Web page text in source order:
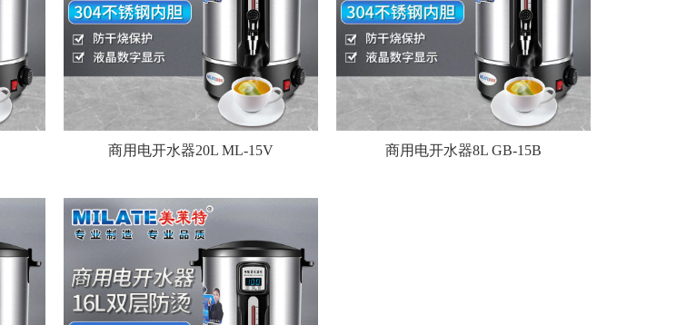
商用电开水器20L ML-15V 商用电开水器8L GB-15B